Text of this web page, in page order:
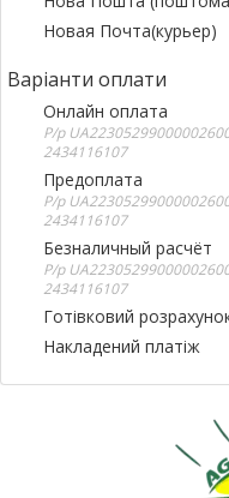
Новая Почта(курьер)
Варіанти оплати
Онлайн оплата
Р/р
2434116107
Предоплата
Р/р
2434116107
Безналичный расчёт
Р/р
2434116107
Готівковий
Накладений платіж